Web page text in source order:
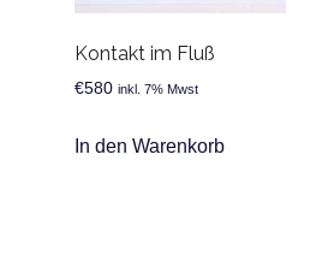
Kontakt im Fluß
€580 inkl. 7% Mwst
In den Warenkorb